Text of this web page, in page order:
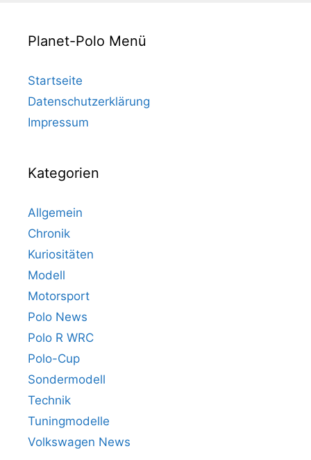
Planet-Polo Menü
Startseite
Datenschutzerklärung
Impressum
Kategorien
Allgemein
Chronik
Kuriositäten
Modell
Motorsport
Polo News
Polo R WRC
Polo-Cup
Sondermodell
Technik
Tuningmodelle
Volkswagen News